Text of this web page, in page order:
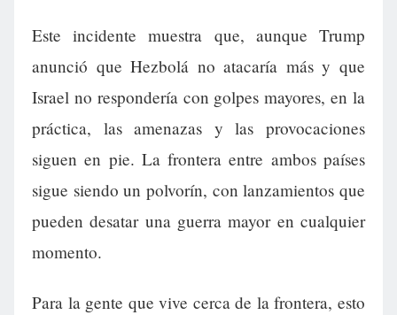
Este incidente muestra que, aunque Trump
anunció que Hezbolá no atacaría más y que
Israel no respondería con golpes mayores, en la
práctica, las amenazas y las provocaciones
siguen en pie. La frontera entre ambos países
sigue siendo un polvorín, con lanzamientos que
pueden desatar una guerra mayor en cualquier
momento.
Para la gente que vive cerca de la frontera, esto